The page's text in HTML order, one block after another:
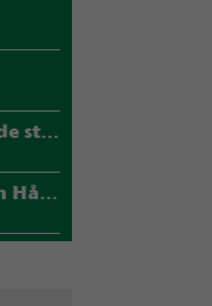
Carlén efter første uge: Vi skal turde stille krav til hinanden
Mads Mensah er ny anfører i Skjern Håndbold